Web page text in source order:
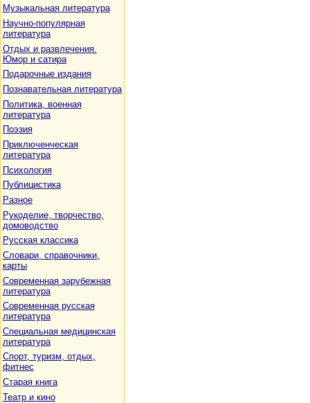
Музыкальная литература
Научно-популярная
литература
Отдых и развлечения.
Юмор и сатира
Подарочные издания
Познавательная литература
Политика, военная
литература
Поэзия
Приключенческая
литература
Психология
Публицистика
Разное
Рукоделие, творчество,
домоводство
Русская классика
Словари, справочники,
карты
Современная зарубежная
литература
Современная русская
литература
Специальная медицинская
литература
Спорт, туризм, отдых,
фитнес
Старая книга
Театр и кино